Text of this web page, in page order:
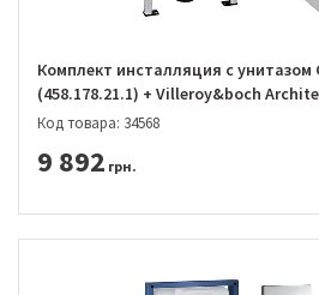
Комплект инсталляция с унитазом
(458.178.21.1) + Villeroy&boch
DirectFlush (5685HR01)
Код товара: 34568
9 892 грн.